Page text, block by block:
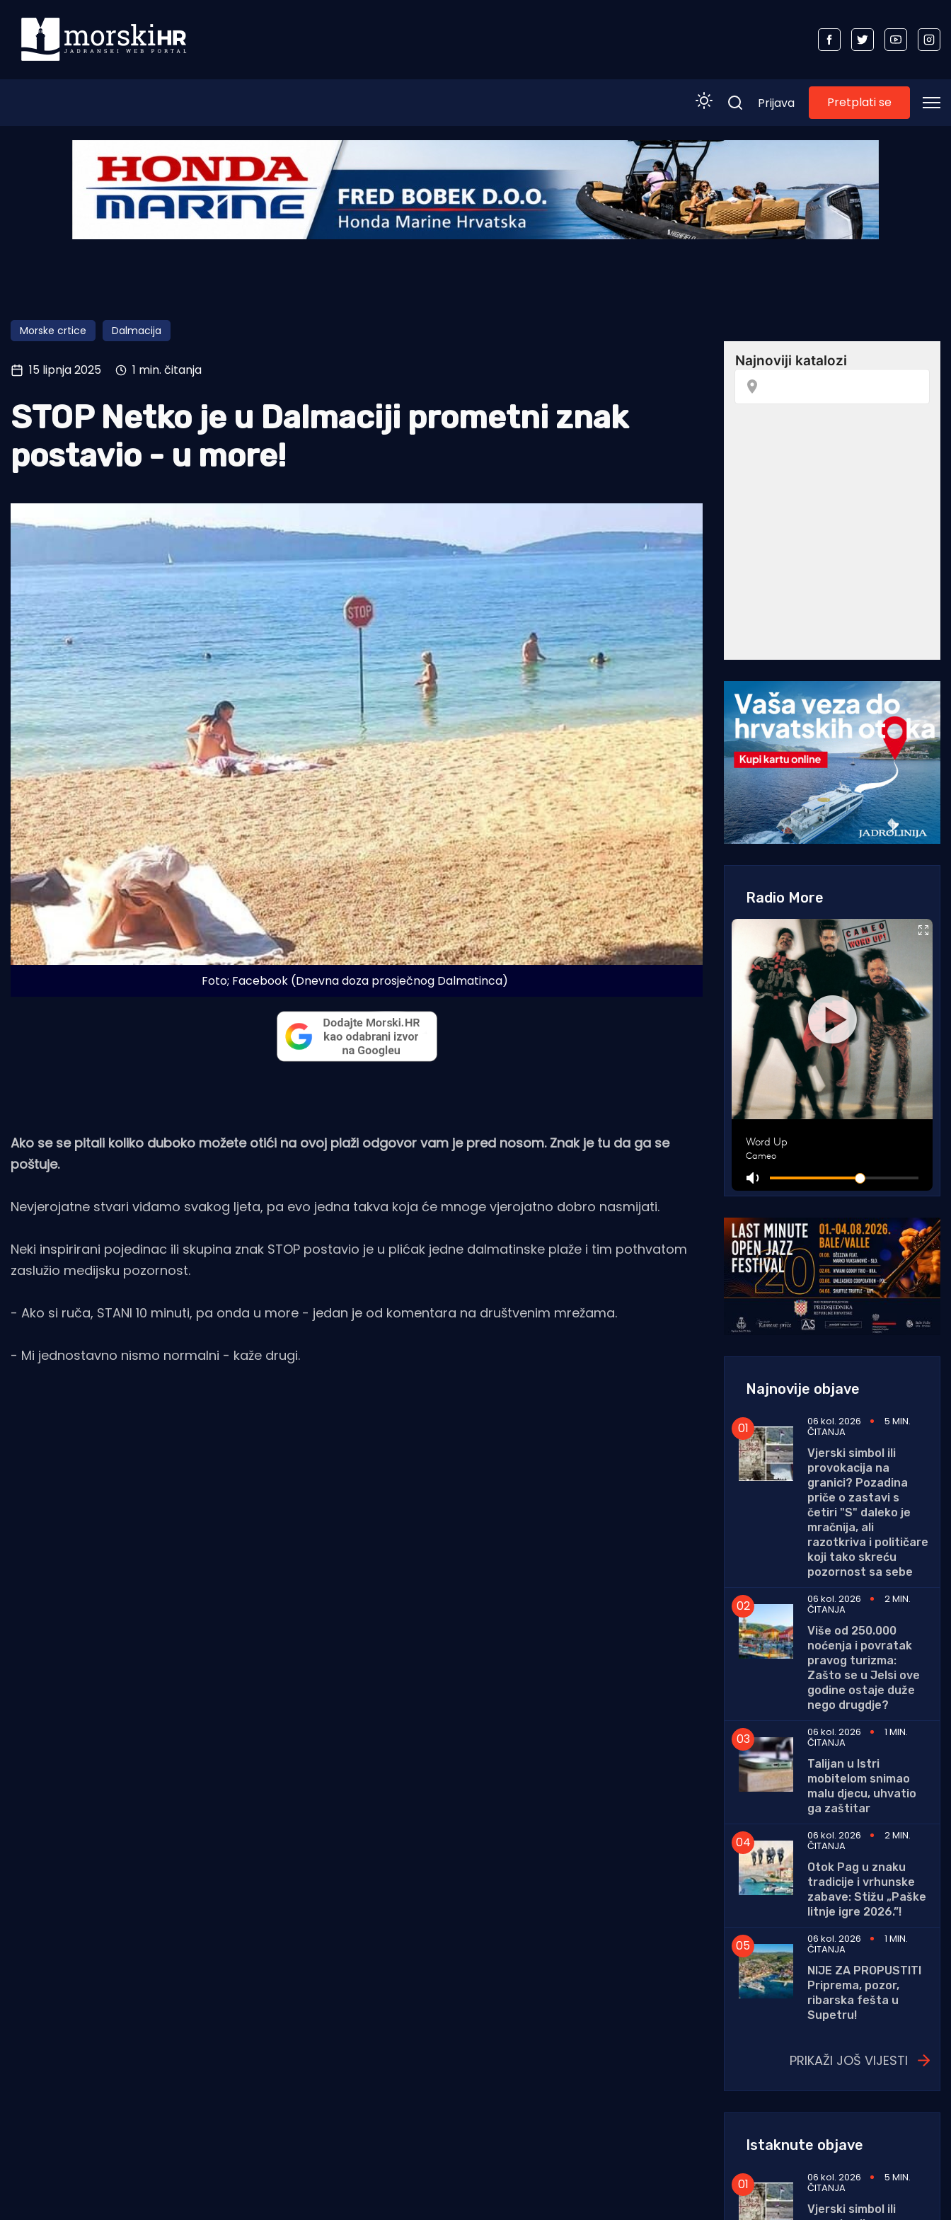
Morski plus
Pomorstvo
Ribolov
Tradicija i kultura
Prijava Pretplati se
Morske crtice Dalmacija
15 lipnja 2025 1 min. čitanja
STOP Netko je u Dalmaciji prometni znak
postavio - u more!
Foto; Facebook (Dnevna doza prosječnog Dalmatinca)
Ako se se pitali koliko duboko možete otići na ovoj plaži odgovor vam je pred nosom. Znak je tu da ga se
poštuje.
Nevjerojatne stvari viđamo svakog ljeta, pa evo jedna takva koja će mnoge vjerojatno dobro nasmijati.
Neki inspirirani pojedinac ili skupina znak STOP postavio je u plićak jedne dalmatinske plaže i tim pothvatom
zaslužio medijsku pozornost.
- Ako si ruča, STANI 10 minuti, pa onda u more - jedan je od komentara na društvenim mrežama.
- Mi jednostavno nismo normalni - kaže drugi.
Radio More
Najnovije objave
06 kol. 2026 5 MIN.
ČITANJA
Vjerski simbol ili
provokacija na
granici? Pozadina
priče o zastavi s
četiri "S" daleko je
mračnija, ali
razotkriva i političare
koji tako skreću
pozornost sa sebe
06 kol. 2026
2 MIN.
ČITANJA
Više od 250.000
noćenja i povratak
pravog turizma:
Zašto se u Jelsi ove
godine ostaje duže
nego drugdje?
06 kol. 2026
1 MIN.
ČITANJA
Talijan u Istri
mobitelom snimao
malu djecu, uhvatio
ga zaštitar
06 kol. 2026
2 MIN.
ČITANJA
Otok Pag u znaku
tradicije i vrhunske
zabave: Stižu „Paške
litnje igre 2026.”!
06 kol. 2026
1 MIN.
ČITANJA
NIJE ZA PROPUSTITI
Priprema, pozor,
ribarska fešta u
Supetru!
PRIKAŽI JOŠ VIJESTI
Istaknute objave
06 kol. 2026 5 MIN.
ČITANJA
Vjerski simbol ili